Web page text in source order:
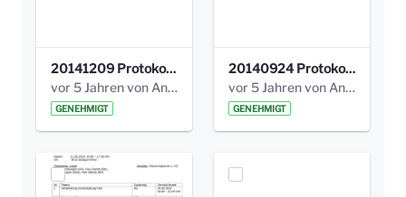
20141209 Protokoll Park am Gesundheitsamt 04.pdf
vor 5 Jahren von Anni Schlumberger
GENEHMIGT
20140924 Protokoll Park am Gesundheitsamt 03.pdf
vor 5 Jahren von Anni Schlumberger
GENEHMIGT